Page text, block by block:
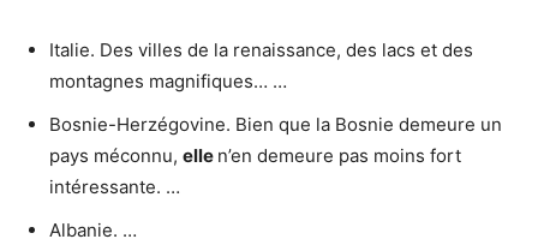
Italie. Des villes de la renaissance, des lacs et des
montagnes magnifiques… …
Bosnie-Herzégovine. Bien que la Bosnie demeure un
pays méconnu, elle n’en demeure pas moins fort
intéressante. …
Albanie. …